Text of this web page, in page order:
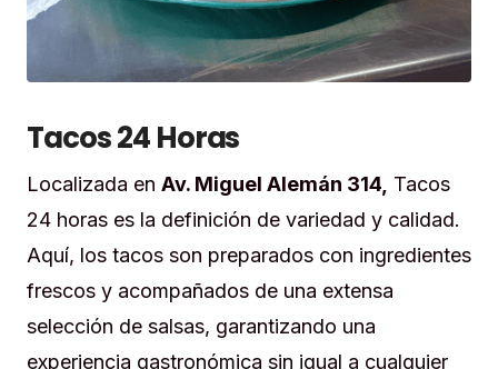
Tacos 24 Horas
Localizada en Av. Miguel Alemán 314, Tacos
24 horas es la definición de variedad y calidad.
Aquí, los tacos son preparados con ingredientes
frescos y acompañados de una extensa
selección de salsas, garantizando una
experiencia gastronómica sin igual a cualquier